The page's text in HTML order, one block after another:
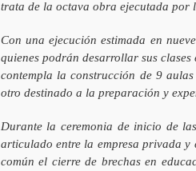
trata de la octava obra ejecutada por
Con una ejecución estimada en
quienes podrán desarrollar sus
contempla la construcción de 9
otro destinado a la preparación y
Durante la ceremonia de inicio de
articulado entre la empresa privada y
común el cierre de brechas en